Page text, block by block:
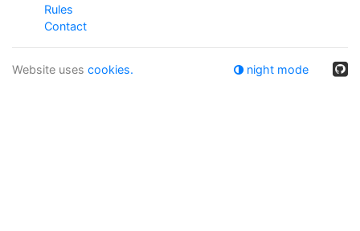
Rules
Contact
Website uses cookies. night mode